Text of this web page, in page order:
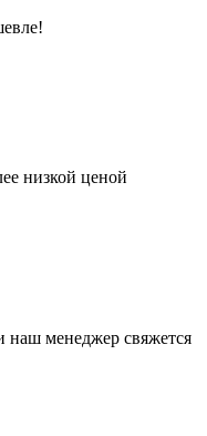
низкой ценой
наш менеджер свяжется